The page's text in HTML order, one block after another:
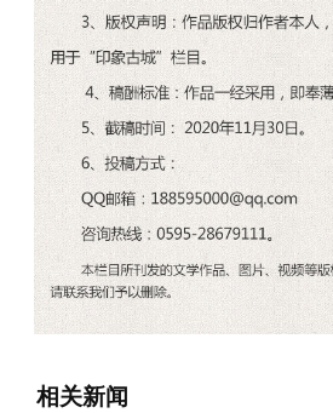
相关新闻